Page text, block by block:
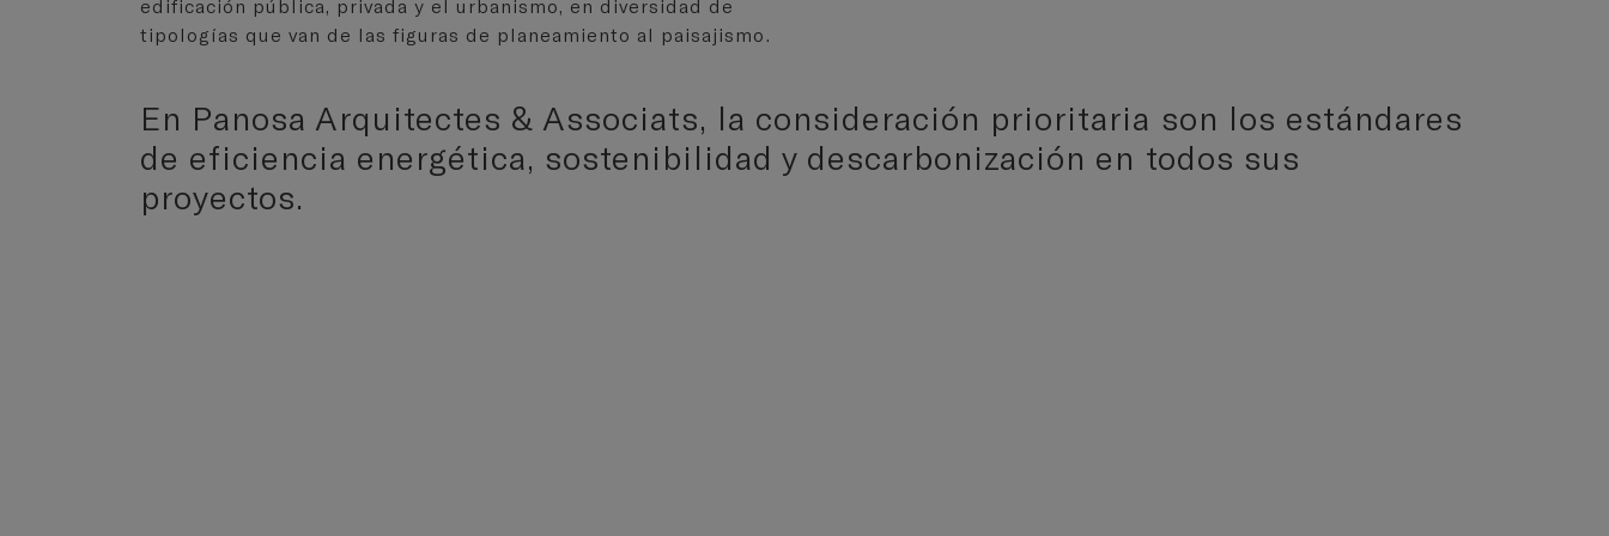
edificación pública, privada y el urbanismo, en diversidad de
tipologías que van de las figuras de planeamiento al paisajismo.
En Panosa Arquitectes & Associats, la consideración prioritaria son los estándares
de eficiencia energética, sostenibilidad y descarbonización en todos sus
proyectos.